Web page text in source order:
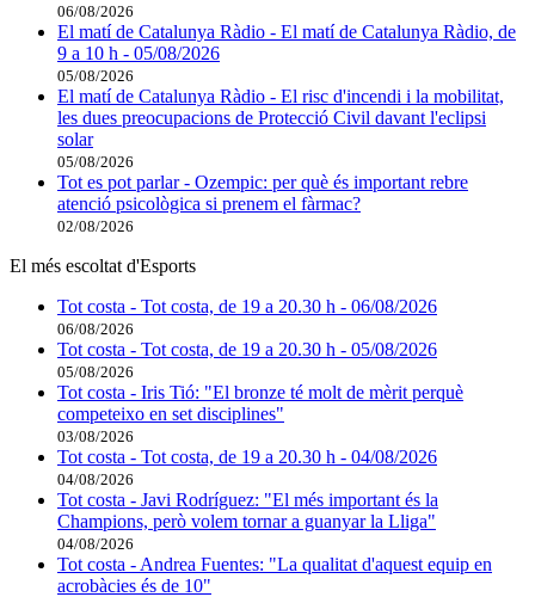
06/08/2026
El matí de Catalunya Ràdio - El matí de Catalunya Ràdio, de
9 a 10 h - 05/08/2026
05/08/2026
El matí de Catalunya Ràdio - El risc d'incendi i la mobilitat,
les dues preocupacions de Protecció Civil davant l'eclipsi
solar
05/08/2026
Tot es pot parlar - Ozempic: per què és important rebre
atenció psicològica si prenem el fàrmac?
02/08/2026
El més escoltat d'Esports
Tot costa - Tot costa, de 19 a 20.30 h - 06/08/2026
06/08/2026
Tot costa - Tot costa, de 19 a 20.30 h - 05/08/2026
05/08/2026
Tot costa - Iris Tió: "El bronze té molt de mèrit perquè
competeixo en set disciplines"
03/08/2026
Tot costa - Tot costa, de 19 a 20.30 h - 04/08/2026
04/08/2026
Tot costa - Javi Rodríguez: "El més important és la
Champions, però volem tornar a guanyar la Lliga"
04/08/2026
Tot costa - Andrea Fuentes: "La qualitat d'aquest equip en
acrobàcies és de 10"